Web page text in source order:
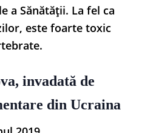
a Sănătății. La fel ca
este foarte toxic
invadată de
din Ucraina